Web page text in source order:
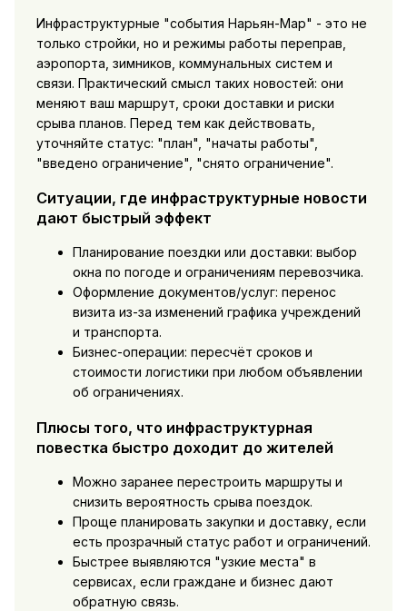
Инфраструктурные "события Нарьян-Мар" - это не
только стройки, но и режимы работы переправ,
аэропорта, зимников, коммунальных систем и
связи. Практический смысл таких новостей: они
меняют ваш маршрут, сроки доставки и риски
срыва планов. Перед тем как действовать,
уточняйте статус: "план", "начаты работы",
"введено ограничение", "снято ограничение".
Ситуации, где инфраструктурные новости
дают быстрый эффект
Планирование поездки или доставки: выбор
окна по погоде и ограничениям перевозчика.
Оформление документов/услуг: перенос
визита из-за изменений графика учреждений
и транспорта.
Бизнес-операции: пересчёт сроков и
стоимости логистики при любом объявлении
об ограничениях.
Плюсы того, что инфраструктурная
повестка быстро доходит до жителей
Можно заранее перестроить маршруты и
снизить вероятность срыва поездок.
Проще планировать закупки и доставку, если
есть прозрачный статус работ и ограничений.
Быстрее выявляются "узкие места" в
сервисах, если граждане и бизнес дают
обратную связь.